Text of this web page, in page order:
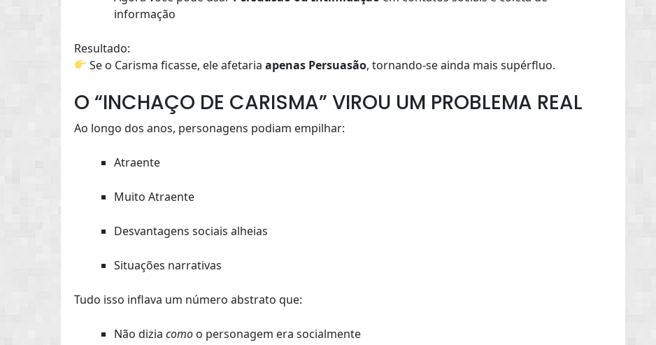
informação
Resultado:
Se o Carisma ficasse, ele afetariaapenas Persuasão, tornando-se ainda mais supérfluo.
O “INCHAÇO DE CARISMA” VIROU UM PROBLEMA REAL
Ao longo dos anos, personagens podiam empilhar:
Atraente
Muito Atraente
Desvantagens sociais alheias
Situações narrativas
Tudo isso inflava um número abstrato que:
Não diziacomo o personagem era socialmente